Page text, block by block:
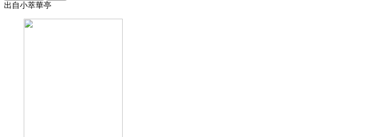
出自小萃華亭